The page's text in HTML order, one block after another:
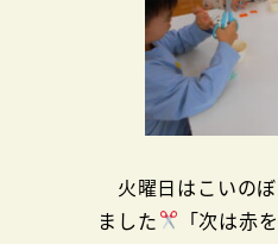
火曜日はこいの
ました
「次は赤